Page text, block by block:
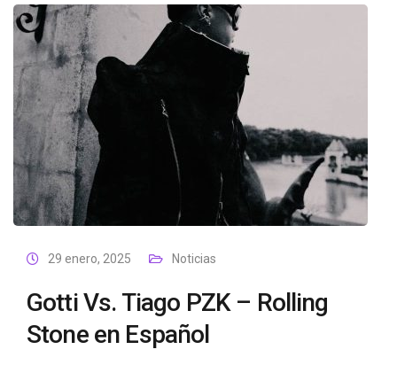
29 enero, 2025 Noticias
Gotti Vs. Tiago PZK – Rolling
Stone en Español